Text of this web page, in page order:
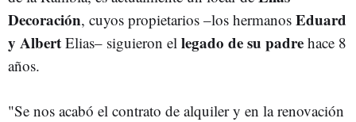
Decoración, cuyos propietarios –los hermanos Eduard
y Albert Elias– siguieron el legado de su padre hace 8
años.
"Se nos acabó el contrato de alquiler y en la renovación